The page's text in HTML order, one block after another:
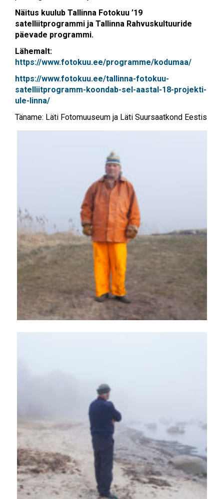
Näitus kuulub Tallinna Fotokuu ’19
satelliitprogrammi ja Tallinna Rahvuskultuuride
päevade programmi.
Lähemalt:
https://www.fotokuu.ee/programme/kodumaa/
https://www.fotokuu.ee/tallinna-fotokuu-
satelliitprogramm-koondab-sel-aastal-18-projekti-
ule-linna/
Täname: Läti Fotomuuseum ja Läti Suursaatkond Eestis